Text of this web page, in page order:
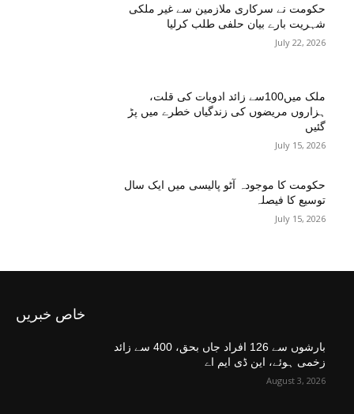
حکومت نے سرکاری ملازمین سے غیر ملکی
شہریت بارے بیان حلفی طلب کرلیا
July 22, 2026
ملک میں100سے زائد ادویات کی قلت،
ہزاروں مریضوں کی زندگیاں خطرے میں پڑ
گئیں
July 15, 2026
حکومت کا موجودہ آٹو پالیسی میں ایک سال
توسیع کا فیصلہ
July 15, 2026
خاص خبریں
بارشوں سے 126 افراد جاں بحق، 400 سے زائد
زخمی ہوئے، این ڈی ایم اے
August 3, 2026